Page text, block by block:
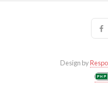
Design by